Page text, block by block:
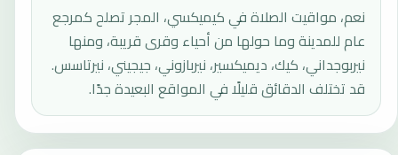
نعم، مواقيت الصلاة في كيميكسي، المجر تصلح كمرجع
عام للمدينة وما حولها من أحياء وقرى قريبة، ومنها
نيربوجداني، كيك، ديميكسير، نيربازوني، جيجيني، نيرتاسس.
قد تختلف الدقائق قليلًا في المواقع البعيدة جدًا.